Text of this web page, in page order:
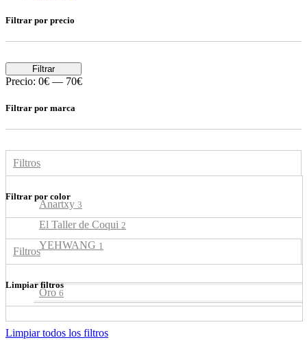
Filtrar por precio
Filtrar
Precio: 0€ — 70€
Filtrar por marca
Filtros
Anartxy 3
El Taller de Coqui 2
YEHWANG 1
Filtrar por color
Filtros
Oro 6
Limpiar filtros
Limpiar todos los filtros